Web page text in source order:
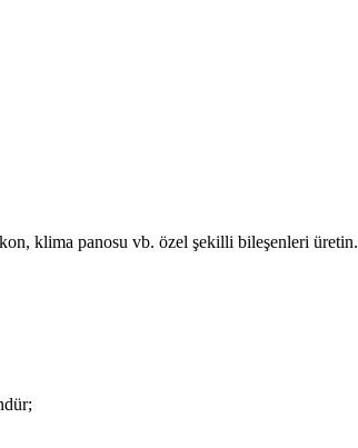
klima panosu vb. özel şekilli bileşenleri üretin.